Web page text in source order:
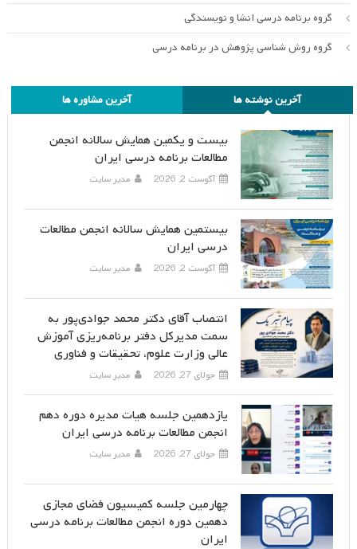
گروه برنامه درسی انشا و نویسندگی
گروه روش شناسی پژوهش در برنامه درسی
آخرین نوشته ها آخرین مشاوره ها
بیست و یکمین همایش سالانه انجمن
مطالعات برنامه درسی ایران
آگوست 2, 2026 مدیر سایت
بیستمین همایش سالانه انجمن مطالعات
درسی ایران
آگوست 2, 2026 مدیر سایت
انتصاب آقای دکتر محمد جوادی‌پور به
سمت مدیرکل دفتر برنامه‌ریزی آموزش
عالی وزارت علوم، تحقیقات و فناوری
جولای 27, 2026 مدیر سایت
یازدهمین جلسه هیات مدیره دوره دهم
انجمن مطالعات برنامه درسی ایران
جولای 27, 2026 مدیر سایت
چهارمین جلسه کمیسیون فضای مجازی
دهمین دوره انجمن مطالعات برنامه درسی
ایران